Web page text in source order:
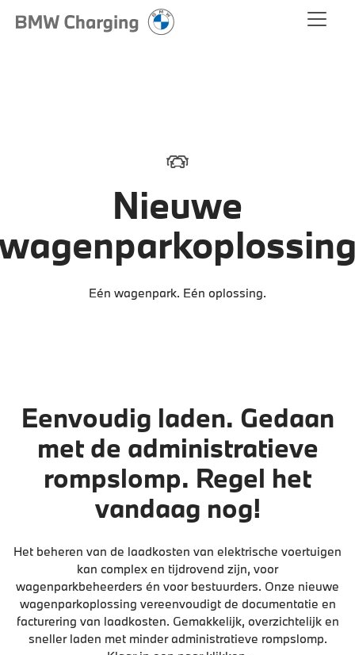
Nieuwe
Eén wagenpark. Eén oplossing.
Eenvoudig laden. Gedaan
met de administratieve
rompslomp. Regel het
vandaag nog!
Het beheren van de laadkosten van elektrische voertuigen
kan complex en tijdrovend zijn, voor
wagenparkbeheerders én voor bestuurders. Onze nieuwe
wagenparkoplossing vereenvoudigt de documentatie en
facturering van laadkosten. Gemakkelijk, overzichtelijk en
sneller laden met minder administratieve rompslomp.